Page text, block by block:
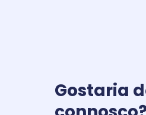
Gostaria